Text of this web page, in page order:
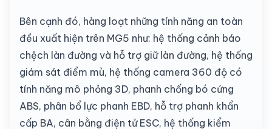
Bên cạnh đó, hàng loạt những tính năng an toàn
đều xuất hiện trên MG5 như: hệ thống cảnh báo
chệch làn đường và hỗ trợ giữ làn đường, hệ thống
giám sát điểm mù, hệ thống camera 360 độ có
tính năng mô phỏng 3D, phanh chống bó cứng
ABS, phân bổ lực phanh EBD, hỗ trợ phanh khẩn
cấp BA, cân bằng điện tử ESC, hệ thống kiểm